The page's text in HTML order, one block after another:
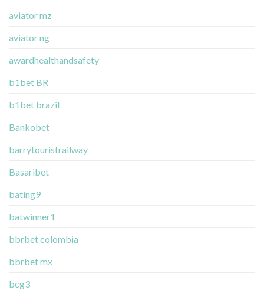
aviator mz
aviator ng
awardhealthandsafety
b1bet BR
b1bet brazil
Bankobet
barrytouristrailway
Basaribet
bating9
batwinner1
bbrbet colombia
bbrbet mx
bcg3